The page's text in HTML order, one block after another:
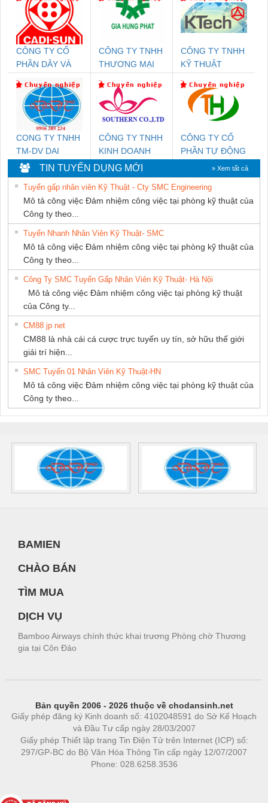
CÔNG TY CỔ
PHẦN DÂY VÀ
THƯỢNG ĐÌNH
CÔNG TY TNHH
THƯƠNG MẠI
THUẬT ĐIỆN CƠ
GIA HƯNG
PHÁT
CÔNG TY TNHH
KỸ THUẬT
NAM
CONG TY TNHH
TM-DV DAI
DONG THANH
CÔNG TY TNHH
KINH DOANH
DỊCH VỤ XNK
PHƯƠNG NAM
CÔNG TY CỔ
PHẦN TỰ ĐỘNG
TIẾN HƯNG
TIN TUYỂN DỤNG MỚI » Xem tất cả
Tuyển gấp nhân viên Kỹ Thuật - Cty SMC Engineering
Mô tả công việc Đảm nhiệm công việc tại phòng kỹ thuật của
Công ty theo...
Tuyển Nhanh Nhân Viên Kỹ Thuật- SMC
Mô tả công việc Đảm nhiệm công việc tại phòng kỹ thuật của
Công ty theo...
Công Ty SMC Tuyển Gấp Nhân Viên Kỹ Thuật- Hà Nội
Mô tả công việc Đảm nhiệm công việc tại phòng kỹ thuật
của Công ty...
CM88 jp net
CM88 là nhà cái cá cược trực tuyến uy tín, sở hữu thế giới
giải trí hiện...
SMC Tuyển 01 Nhân Viên Kỹ Thuật-HN
Mô tả công việc Đảm nhiệm công việc tại phòng kỹ thuật của
Công ty theo...
BAMIEN
CHÀO BÁN
TÌM MUA
DỊCH VỤ
Bamboo Airways chính thức khai trương Phòng chờ Thương
gia tại Côn Đảo
Bản quyền 2006 - 2026 thuộc về chodansinh.net
Giấy phép đăng ký Kinh doanh số: 4102048591 do Sở Kế Hoạch
và Đầu Tư cấp ngày 28/03/2007
Giấy phép Thiết lập trang Tin Điện Tử trên Internet (ICP) số:
297/GP-BC do Bộ Văn Hóa Thông Tin cấp ngày 12/07/2007
Phone: 028.6258.3536